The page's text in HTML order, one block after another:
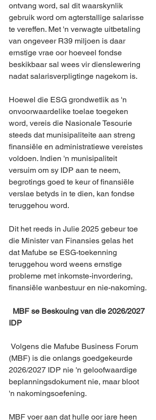
ontvang word, sal dit waarskynlik
gebruik word om agterstallige salarisse
te vereffen. Met 'n verwagte uitbetaling
van ongeveer R39 miljoen is daar
ernstige vrae oor hoeveel fondse
beskikbaar sal wees vir dienslewering
nadat salarisverpligtinge nagekom is.
Hoewel die ESG grondwetlik as 'n
onvoorwaardelike toelae toegeken
word, vereis die Nasionale Tesourie
steeds dat munisipaliteite aan streng
finansiële en administratiewe vereistes
voldoen. Indien 'n munisipaliteit
versuim om sy IDP aan te neem,
begrotings goed te keur of finansiële
verslae betyds in te dien, kan fondse
teruggehou word.
Dit het reeds in Julie 2025 gebeur toe
die Minister van Finansies gelas het
dat Mafube se ESG-toekenning
teruggehou word weens ernstige
probleme met inkomste-invordering,
finansiële wanbestuur en nie-nakoming.
IDP
(MBF) is die onlangs goedgekeurde
2026/2027 IDP nie 'n geloofwaardige
beplanningsdokument nie, maar bloot
'n nakomingsoefening.
MBF voer aan dat hulle oor jare heen